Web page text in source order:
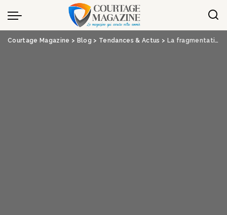
Panneau de gestion des cookies
Courtage Magazine > Blog > Tendances & Actus > La fragmentation de la société, un risque désormais identifié par les assureurs